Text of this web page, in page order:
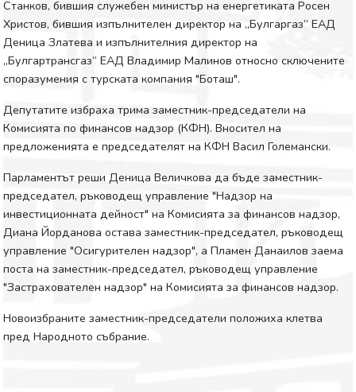
Станков, бившия служебен министър на енергетиката Росен
Христов, бившия изпълнителен директор на „Булгаргаз“ ЕАД
Деница Златева и изпълнителния директор на
„Булгартрансгаз“ ЕАД Владимир Малинов относно сключените
споразумения с турската компания "Боташ".
Депутатите избраха трима заместник-председатели на
Комисията по финансов надзор (КФН). Вносител на
предложенията е председателят на КФН Васил Големански.
Парламентът реши Деница Величкова да бъде заместник-
председател, ръководещ управление "Надзор на
инвестиционната дейност" на Комисията за финансов надзор,
Диана Йорданова остава заместник-председател, ръководещ
управление "Осигурителен надзор", а Пламен Данаилов заема
поста на заместник-председател, ръководещ управление
"Застрахователен надзор" на Комисията за финансов надзор.
Новоизбраните заместник-председатели положиха клетва
пред Народното събрание.